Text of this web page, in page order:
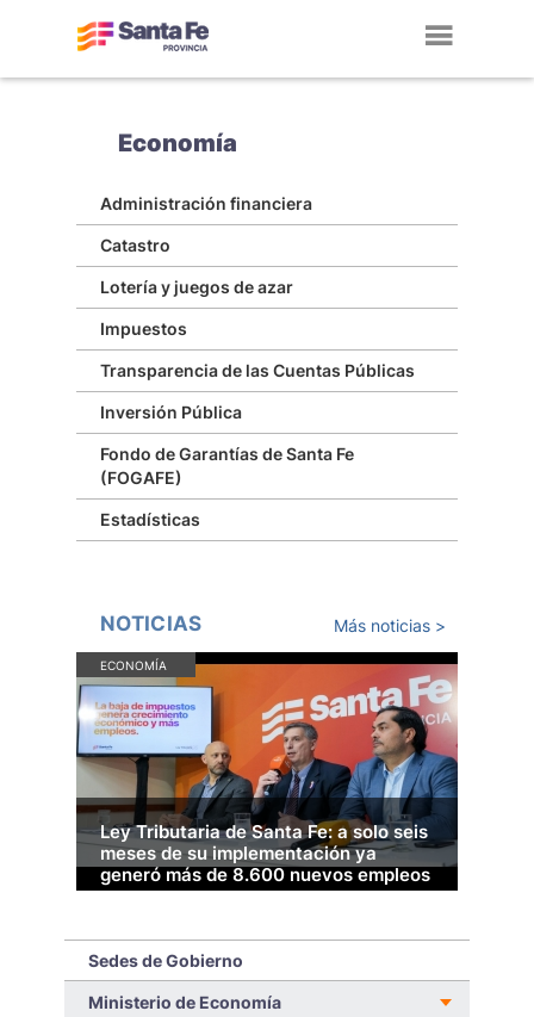
Economía
Administración financiera
Catastro
Lotería y juegos de azar
Impuestos
Transparencia de las Cuentas Públicas
Inversión Pública
Fondo de Garantías de Santa Fe
(FOGAFE)
Estadísticas
NOTICIAS Más noticias >
ECONOMÍA
Ley Tributaria de Santa Fe: a solo seis
meses de su implementación ya
generó más de 8.600 nuevos empleos
descontar Ingresos Brutos de salarios de nuevos
empleados, la posibilidad de deducir el consumo
de energía eléctrica y la reducción de alícuotas
generaron un ahorro de $ 36.622 millones a
Sedes de Gobierno
Ministerio de Economía